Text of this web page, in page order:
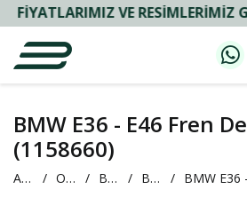
VE RESIMLERIMIZ
BMW E36 - E46 Fren
(1158660)
Anasayfa Oto Çıkma ve Yedek Parça BMW BMW 3 Serisi (E36)